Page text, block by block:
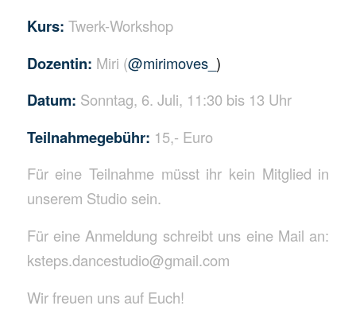
Kurs: Twerk-Workshop
Dozentin: Miri (@mirimoves_ )
Datum: Sonntag, 6. Juli, 11:30 bis 13 Uhr
Teilnahmegebühr: 15,- Euro
Für eine Teilnahme müsst ihr kein Mitglied in
unserem Studio sein.
Für eine Anmeldung schreibt uns eine Mail an:
ksteps.dancestudio@gmail.com
Wir freuen uns auf Euch!